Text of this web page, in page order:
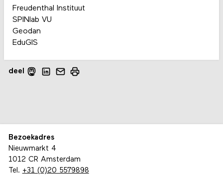
deel
Freudenthal Instituut
SPINlab VU
Geodan
EduGIS
Bezoekadres
Nieuwmarkt 4
1012 CR Amsterdam
Tel. +31 (0)20 5579898